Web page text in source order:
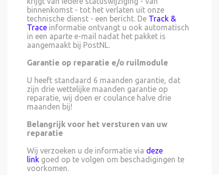
binnenkomst - tot het verlaten uit onze
technische dienst - een bericht. De Track &
Trace informatie ontvangt u ook automatisch
in een aparte e-mail nadat het pakket is
aangemaakt bij PostNL.
Garantie op reparatie e/o ruilmodule
U heeft standaard 6 maanden garantie, dat
zijn drie wettelijke maanden garantie op
reparatie, wij doen er coulance halve drie
maanden bij!
Belangrijk voor het versturen van uw
reparatie
Wij verzoeken u de informatie via deze
link goed op te volgen om beschadigingen te
voorkomen.